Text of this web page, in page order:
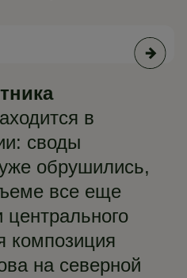
в
своды
обрушились,
все еще
центрального
композиция
на северной